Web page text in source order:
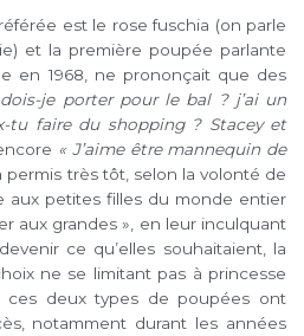
est le rose fuschia (on parle
et la première poupée parlante
en 1968, ne prononçait que des
je porter pour le bal ? j’ai un
tu faire du shopping ? Stacey et
« J’aime être mannequin de
permis très tôt, selon la volonté de
aux petites filles du monde entier
aux grandes », en leur inculquant
ce qu’elles souhaitaient, la
ne se limitant pas à princesse
ces deux types de poupées ont
notamment durant les années